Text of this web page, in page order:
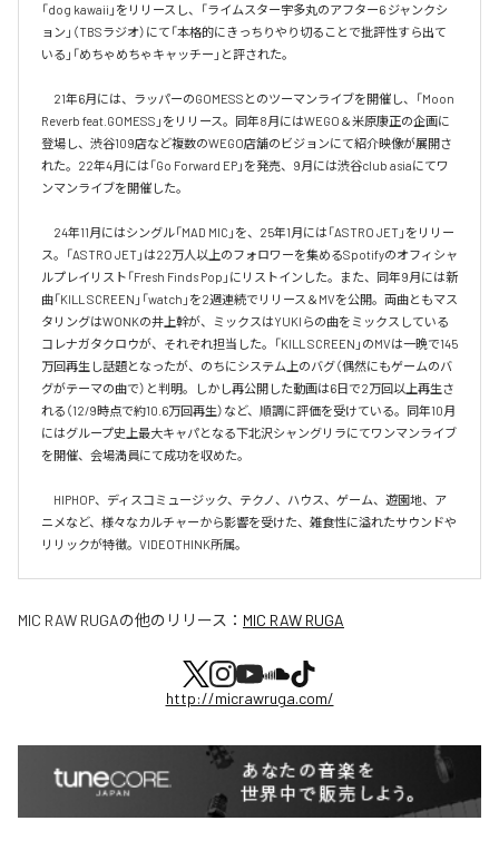
「dog kawaii」をリリースし、「ライムスター宇多丸のアフター6 ジャンクシ
ョン」（TBSラジオ）にて「本格的にきっちりやり切ることで批評性すら出て
いる」「めちゃめちゃキャッチー」と評された。
21年6月には、ラッパーのGOMESSとのツーマンライブを開催し、「Moon
Reverb feat.GOMESS」をリリース。同年8月にはWEGO＆米原康正の企画に
登場し、渋谷109店など複数のWEGO店舗のビジョンにて紹介映像が展開さ
れた。22年4月には「Go Forward EP」を発売、9月には渋谷club asiaにてワ
ンマンライブを開催した。
24年11月にはシングル「MAD MIC」を、25年1月には「ASTRO JET」をリリー
ス。「ASTRO JET」は22万人以上のフォロワーを集めるSpotifyのオフィシャ
ルプレイリスト「Fresh Finds Pop」にリストインした。また、同年9月には新
曲「KILL SCREEN」「watch」を2週連続でリリース＆MVを公開。両曲ともマス
タリングはWONKの井上幹が、ミックスはYUKIらの曲をミックスしている
コレナガタクロウが、それぞれ担当した。「KILL SCREEN」のMVは一晩で145
万回再生し話題となったが、のちにシステム上のバグ（偶然にもゲームのバ
グがテーマの曲で）と判明。しかし再公開した動画は6日で2万回以上再生さ
れる（12/9時点で約10.6万回再生）など、順調に評価を受けている。同年10月
にはグループ史上最大キャパとなる下北沢シャングリラにてワンマンライブ
を開催、会場満員にて成功を収めた。
HIPHOP、ディスコミュージック、テクノ、ハウス、ゲーム、遊園地、ア
ニメなど、様々なカルチャーから影響を受けた、雑食性に溢れたサウンドや
リリックが特徴。VIDEOTHINK所属。
MIC RAW RUGAの他のリリース： MIC RAW RUGA
http://micrawruga.com/